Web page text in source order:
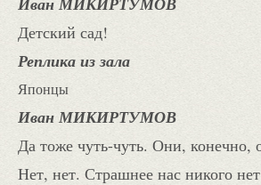
Детский сад!
Реплика из зала
Японцы
Иван МИКИРТУМОВ
Да тоже чуть-чуть. Они, конечно,
Нет, нет. Страшнее нас никого